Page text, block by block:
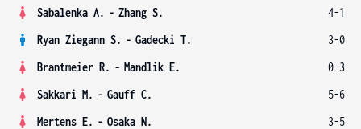
Sabalenka A. - Zhang S.
4-1
Ryan Ziegann S. - Gadecki T.
3-0
Brantmeier R. - Mandlik E.
0-3
Sakkari M. - Gauff C.
5-6
Mertens E. - Osaka N.
3-5